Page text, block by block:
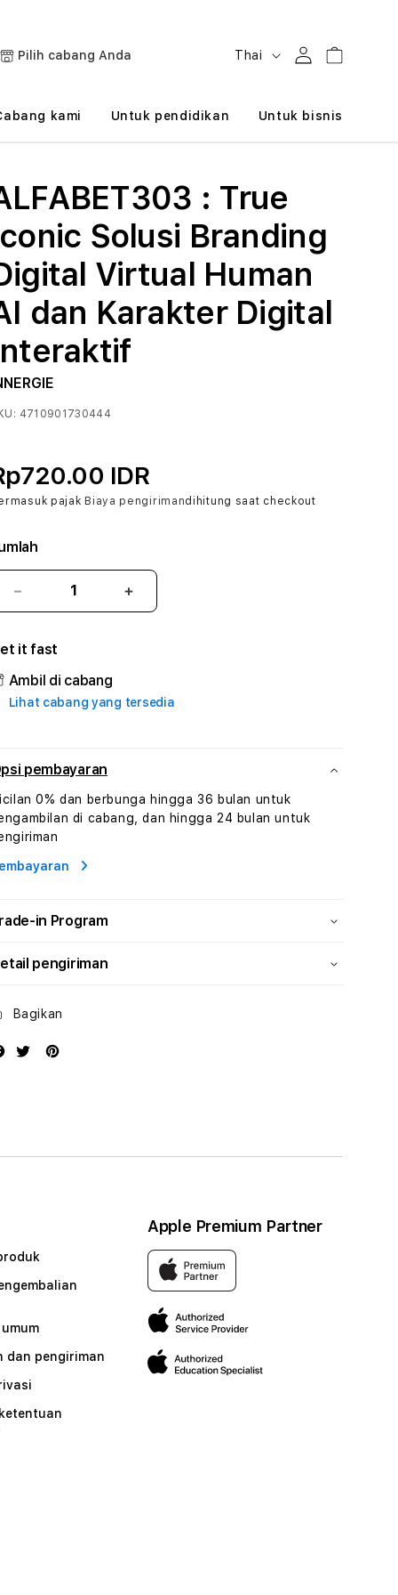
Pilih cabang Anda
B
h
a
Thai MasukKeranjang
kami Untuk pendidikan Untuk bisnis
: True
Solusi Branding
Virtual Human
dan Karakter Digital
4710901730444
IDR
pajak Biaya pengirimandihitung saat checkout
Kurangi
jumlah
ALFABET303
:
True
Iconic
Digital
Human
AI
dan
Karakter
Digital
Tambah
jumlah
True
Iconic
Human
AI
it fast
Ambil di cabang
Lihat cabang yang tersedia
pembayaran
0% dan berbunga hingga 36 bulan untuk
di cabang, dan hingga 24 bulan untuk
in Program
pengiriman
Bagikan
dan pengiriman
Apple Premium Partner